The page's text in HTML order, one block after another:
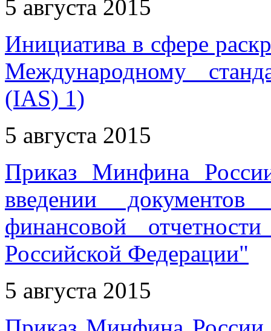
5 августа 2015
Инициатива в сфере
Международному
(IAS) 1)
5 августа 2015
Приказ Минфина
введении документов
финансовой
Российской Федерации"
5 августа 2015